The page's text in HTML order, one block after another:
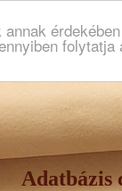
Adatbázis